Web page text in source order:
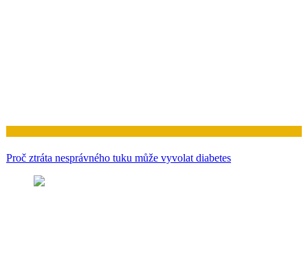
Proč ztráta nesprávného tuku může vyvolat diabetes